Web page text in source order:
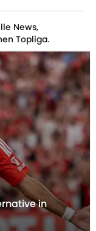
News,
Topliga.
in